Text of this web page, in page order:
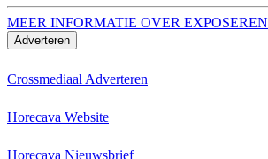
MEER INFORMATIE OVER EXPOSEREN
Adverteren
Crossmediaal Adverteren
Horecava Website
Horecava Nieuwsbrief